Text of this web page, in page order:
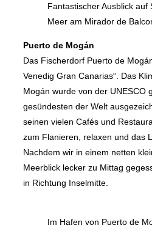
Fantastischer Ausblick auf
Meer am Mirador de
Puerto de Mogán
Das Fischerdorf Puerto de
Venedig Gran Canarias“. Das
Mogán wurde von der UNESCO
gesündesten der Welt
seinen vielen Cafés und
zum Flanieren, relaxen und das
Nachdem wir in einem netten
Meerblick lecker zu Mittag
in Richtung Inselmitte.
Im Hafen von Puerto de